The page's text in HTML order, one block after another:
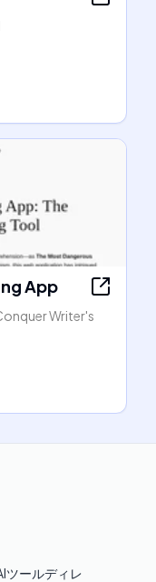
App
Writer's
ツールディレ